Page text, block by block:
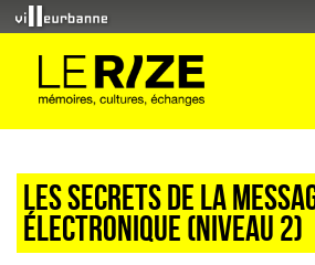
LES SECRETS DE LA
ÉLECTRONIQUE (NIVEAU 2)